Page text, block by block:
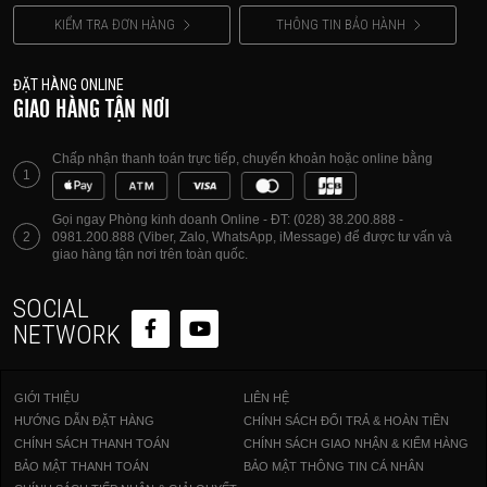
KIỂM TRA ĐƠN HÀNG THÔNG TIN BẢO HÀNH
ĐẶT HÀNG ONLINE
GIAO HÀNG TẬN NƠI
1
Chấp nhận thanh toán trực tiếp, chuyển khoản hoặc online bằng
2
Gọi ngay Phòng kinh doanh Online - ĐT: (028) 38.200.888 -
0981.200.888 (Viber, Zalo, WhatsApp, iMessage) để được tư vấn và
giao hàng tận nơi trên toàn quốc.
SOCIAL
NETWORK
GIỚI THIỆU
LIÊN HỆ
HƯỚNG DẪN ĐẶT HÀNG
CHÍNH SÁCH ĐỔI TRẢ & HOÀN TIỀN
CHÍNH SÁCH THANH TOÁN
CHÍNH SÁCH GIAO NHẬN & KIỂM HÀNG
BẢO MẬT THANH TOÁN
BẢO MẬT THÔNG TIN CÁ NHÂN